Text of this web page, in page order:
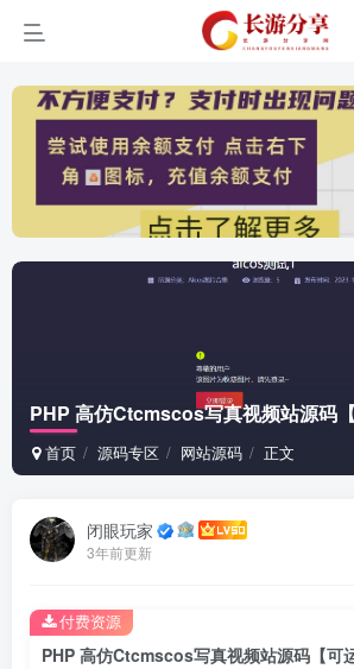
PHP 高仿Ctcmscos写真视频站源码【
首页 源码专区 网站源码 正文
闭眼玩家
3年前更新
PHP 高仿Ctcmscos写真视频站源码【可
付费资源